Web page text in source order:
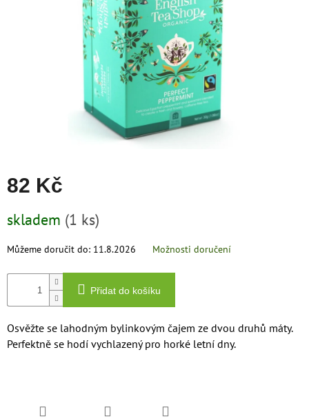
82 Kč
cena:
skladem (1 ks)
Můžeme doručit do: 11.8.2026 Možnosti doručení
Přidat do košíku
Osvěžte se lahodným bylinkovým čajem ze dvou druhů máty.
Perfektně se hodí vychlazený pro horké letní dny.